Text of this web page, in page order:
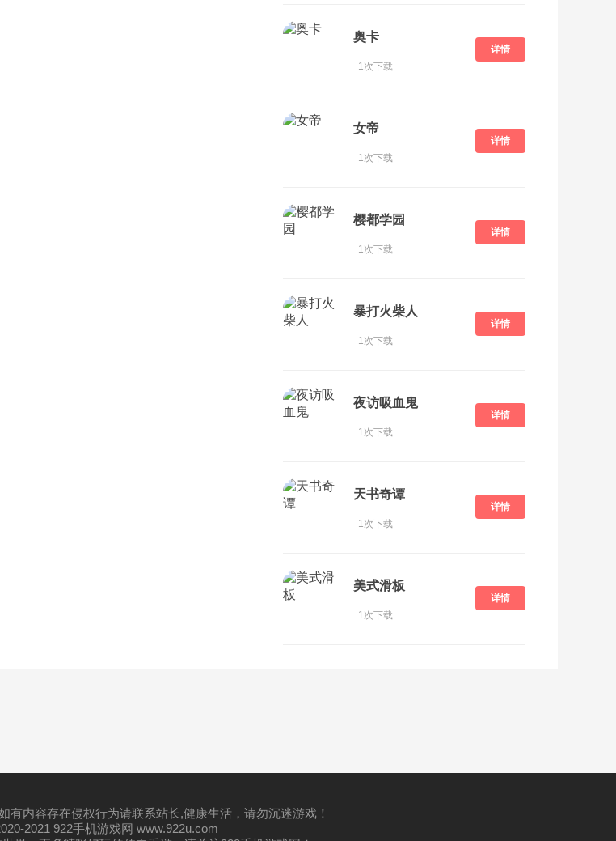
奥卡
1次下载
详情
女帝
1次下载
详情
樱都学园
1次下载
详情
暴打火柴人
1次下载
详情
夜访吸血鬼
1次下载
详情
天书奇谭
1次下载
详情
美式滑板
1次下载
详情
有内容存在侵权行为请联系站长,健康生活，请勿沉迷游戏！
2021 922手机游戏网 www.922u.com